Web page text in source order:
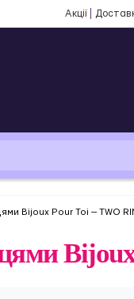
Акції
Bijoux Pour Toi — TWO